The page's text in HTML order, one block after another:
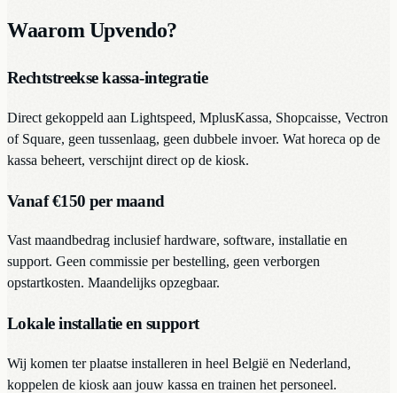
Waarom Upvendo?
Rechtstreekse kassa-integratie
Direct gekoppeld aan Lightspeed, MplusKassa, Shopcaisse, Vectron
of Square, geen tussenlaag, geen dubbele invoer. Wat horeca op de
kassa beheert, verschijnt direct op de kiosk.
Vanaf €150 per maand
Vast maandbedrag inclusief hardware, software, installatie en
support. Geen commissie per bestelling, geen verborgen
opstartkosten. Maandelijks opzegbaar.
Lokale installatie en support
Wij komen ter plaatse installeren in heel België en Nederland,
koppelen de kiosk aan jouw kassa en trainen het personeel.